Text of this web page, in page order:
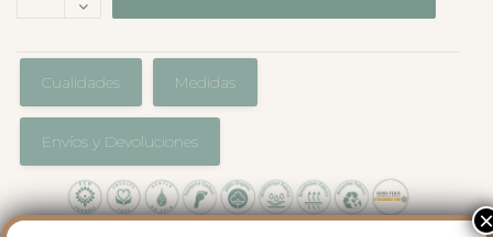
Cualidades Medidas
Envíos y Devoluciones
×